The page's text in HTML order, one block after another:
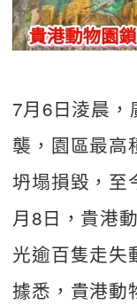
7月6日淩晨
襲，園區最高
坍塌損毀，至
月8日，貴港
光逾百隻走失
據悉，貴港動